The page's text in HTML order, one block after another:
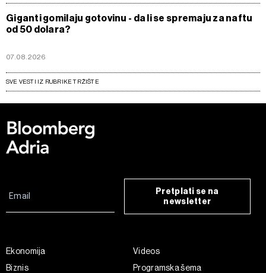
Giganti gomilaju gotovinu - da li se spremaju za naftu
od 50 dolara?
07.08.2026
SVE VESTI IZ RUBRIKE TRŽIŠTE
Pretplati se na
newsletter
Ekonomija
Biznis
Videos
Programska šema